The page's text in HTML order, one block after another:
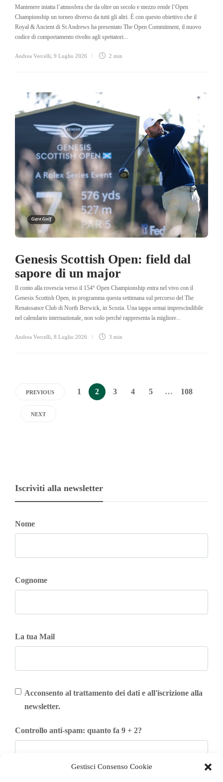
Gestisci Consenso Cookie
Mantenere intatta l’atmosfera che da oltre un secolo e mezzo rende l’Open
Championship un torneo diverso da tutti gli altri. È con questo obiettivo che il
Royal & Ancient di St Andrews ha presentato The Open Commitment, il nuovo
codice di comportamento rivolto agli spettatori...
Andrea Vercelli 9 Luglio 2026 2 min
Gare Golf
Genesis Scottish Open: field dal
sapore di un major
Il conto alla rovescia verso il 154° Open Championship entra nel vivo con il
Genesis Scottish Open, in programma questa settimana sul percorso del The
Renaissance Club di North Berwick, in Scozia. Una tappa ormai imprescindibile
nel calendario internazionale, non solo perché rappresenta la migliore...
Andrea Vercelli 8 Luglio 2026 3 min
PREVIOUS 1 2 3 4 5 … 108
NEXT
Iscriviti alla newsletter
Nome
Cognome
La tua Mail
Acconsento al trattamento dei dati e all'iscrizione alla
newsletter.
Controllo anti-spam: quanto fa 9 + 2?